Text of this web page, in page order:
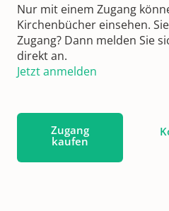
Nur mit einem Zugang
Kirchenbücher einsehen.
Zugang? Dann melden Sie
direkt an.
Jetzt anmelden
Zugang
kaufen